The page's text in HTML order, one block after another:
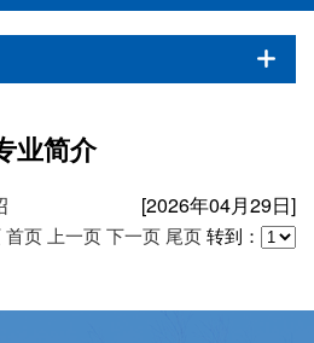
业简介
[2026年04月29日]
首页 上一页下一页 尾页转到：